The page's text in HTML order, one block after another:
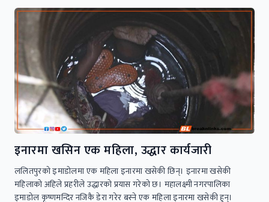
इनारमा खसिन एक महिला, उद्धार कार्यजारी
ललितपुरको इमाडोलमा एक महिला इनारमा खसेकी छिन्। इनारमा खसेकी
महिलाको अहिले प्रहरीले उद्धारको प्रयास गरेको छ। महालक्ष्मी नगरपालिका
इमाडोल कृष्णमन्दिर नजिकै डेरा गरेर बस्ने एक महिला इनारमा खसेकी हुन्।